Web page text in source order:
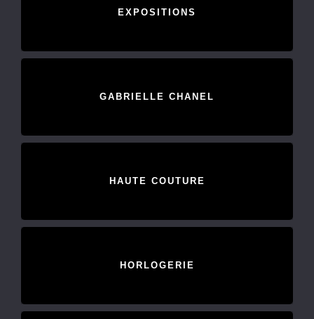
EXPOSITIONS
GABRIELLE CHANEL
HAUTE COUTURE
HORLOGERIE